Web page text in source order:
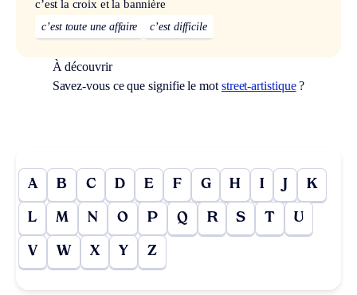
c’est la croix et la bannière
c’est toute une affaire c’est difficile
À découvrir
Savez-vous ce que signifie le mot street-artistique?
A B C D E F G H I J K
L M N O P Q R S T U
V W X Y Z